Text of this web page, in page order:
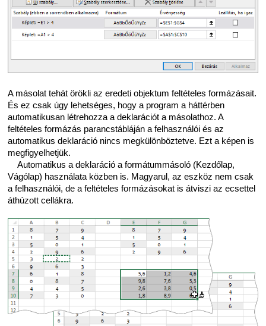
A másolat tehát örökli az eredeti objektum feltételes formázásait.
És ez csak úgy lehetséges, hogy a program a háttérben
automatikusan létrehozza a deklarációt a másolathoz. A
feltételes formázás parancstábláján a felhasználói és az
automatikus deklaráció nincs megkülönböztetve. Ezt a képen is
megfigyelhetjük.
Automatikus a deklaráció a formátummásoló (Kezdőlap,
Vágólap) használata közben is. Magyarul, az eszköz nem csak
a felhasználói, de a feltételes formázásokat is átviszi az ecsettel
áthúzott cellákra.